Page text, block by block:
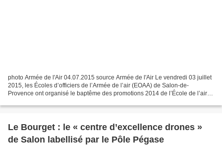
photo Armée de l'Air 04.07.2015 source Armée de l'Air Le vendredi 03 juillet
2015, les Écoles d’officiers de l’Armée de l’air (EOAA) de Salon-de-
Provence ont organisé le baptême des promotions 2014 de l’École de l’air et
Le Bourget : le « centre d’excellence drones »
de Salon labellisé par le Pôle Pégase